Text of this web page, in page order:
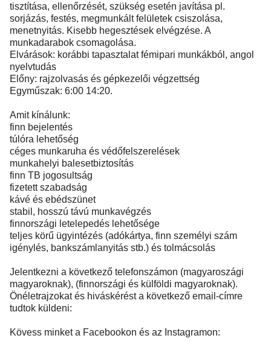
tisztítása, ellenőrzését, szükség esetén javítása pl.
sorjázás, festés, megmunkált felületek csiszolása,
menetnyitás. Kisebb hegesztések elvégzése. A
munkadarabok csomagolása.
Elvárások: korábbi tapasztalat fémipari munkákból, angol
nyelvtudás
Előny: rajzolvasás és gépkezelői végzettség
Egyműszak: 6:00 14:20.
Amit kínálunk:
finn bejelentés
túlóra lehetőség
céges munkaruha és védőfelszerelések
munkahelyi balesetbiztosítás
finn TB jogosultság
fizetett szabadság
kávé és ebédszünet
stabil, hosszú távú munkavégzés
finnországi letelepedés lehetősége
teljes körű ügyintézés (adókártya, finn személyi szám
igénylés, bankszámlanyitás stb.) és tolmácsolás
Jelentkezni a következő telefonszámon (magyaroszági
magyaroknak), (finnországi és külföldi magyaroknak).
Önéletrajzokat és hiváskérést a következő email-címre
tudtok küldeni:
Kövess minket a Facebookon és az Instagramon: